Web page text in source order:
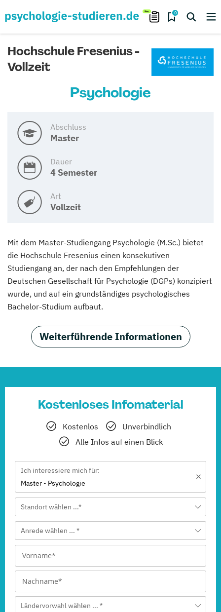
0
Hochschule Fresenius -
Vollzeit
Psychologie
Abschluss
Master
Dauer
4 Semester
Art
Vollzeit
Mit dem Master-Studiengang Psychologie (M.Sc.) bietet
die Hochschule Fresenius einen konsekutiven
Studiengang an, der nach den Empfehlungen der
Deutschen Gesellschaft für Psychologie (DGPs) konzipiert
wurde, und auf ein grundständiges psychologisches
Bachelor-Studium aufbaut.
Weiterführende Informationen
Kostenloses Infomaterial
Kostenlos
Unverbindlich
Alle Infos auf einen Blick
Ich interessiere mich für:
Master - Psychologie
Standort wählen ...*
Anrede wählen ... *
Ländervorwahl wählen ... *